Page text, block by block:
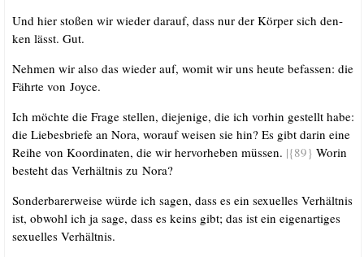
Und hier sto­ßen wir wie­der dar­auf, dass nur der Kör­per sich den­
ken lässt. Gut.
Neh­men wir also das wie­der auf, womit wir uns heu­te befas­sen: die
Fähr­te von Joyce.
Ich möch­te die Fra­ge stel­len, die­je­ni­ge, die ich vor­hin gestellt habe:
die Lie­bes­brie­fe an Nora, wor­auf wei­sen sie hin? Es gibt dar­in eine
Rei­he von Koor­di­na­ten, die wir her­vor­he­ben müs­sen. |{89} Wor­in
besteht das Ver­hält­nis zu Nora?
Son­der­ba­rer­wei­se wür­de ich sagen, dass es ein sexu­el­les Ver­hält­nis
ist, obwohl ich ja sage, dass es keins gibt; das ist ein eigen­ar­ti­ges
sexu­el­les Verhältnis.